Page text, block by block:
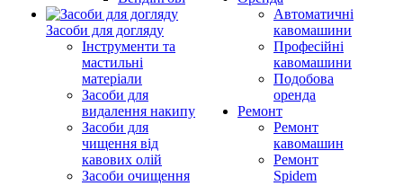
Засоби для догляду
Інструменти та
мастильні
матеріали
Засоби для
видалення накипу
Засоби для
чищення від
кавових олій
Засоби очищення
Автоматичні
кавомашини
Професійні
кавомашини
Подобова
оренда
Ремонт
Ремонт
кавомашин
Ремонт
Spidem